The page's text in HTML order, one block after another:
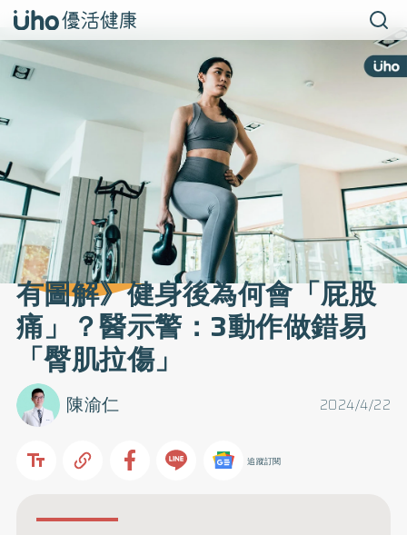
有圖解》健身後為何會「屁股
痛」？醫示警：3動作做錯易
「臀肌拉傷」
2024/4/22
陳渝仁
追蹤訂閱